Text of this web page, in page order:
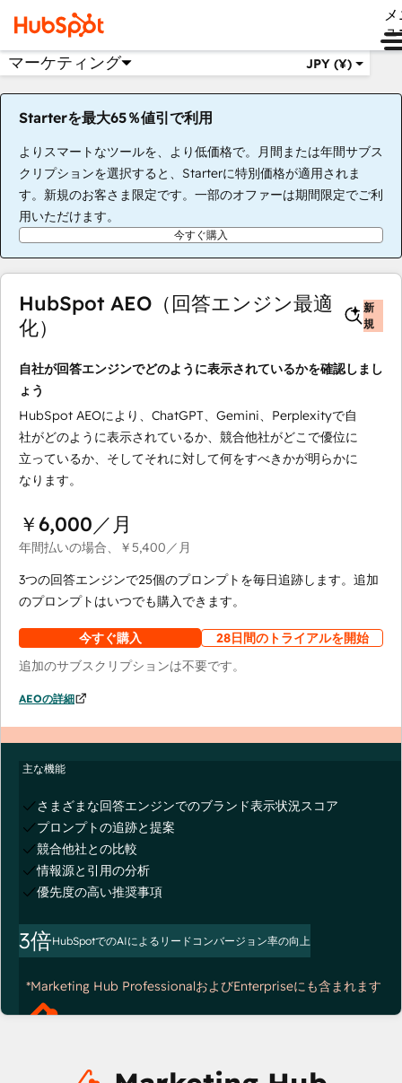
ュ
マーケティング JPY (¥)
Starterを最大65％値引で利用
よりスマートなツールを、より低価格で。月間または年間サブス
クリプションを選択すると、Starterに特別価格が適用されま
す。新規のお客さま限定です。一部のオファーは期間限定でご利
用いただけます。
今すぐ購入
HubSpot AEO（回答エンジン最適
化）
新
規
自社が回答エンジンでどのように表示されているかを確認しまし
ょう
HubSpot AEOにより、ChatGPT、Gemini、Perplexityで自
社がどのように表示されているか、競合他社がどこで優位に
立っているか、そしてそれに対して何をすべきかが明らかに
なります。
￥6,000／月
年間払いの場合、 ￥5,400／月
3つの回答エンジンで25個のプロンプトを毎日追跡します。追加
のプロンプトはいつでも購入できます。
今すぐ購入
28日間のトライアルを開始
追加のサブスクリプションは不要です。
AEOの詳細
主な機能
さまざまな回答エンジンでのブランド表示状況スコア
プロンプトの追跡と提案
競合他社との比較
情報源と引用の分析
優先度の高い推奨事項
3倍HubSpotでのAIによるリードコンバージョン率の向上
*Marketing Hub ProfessionalおよびEnterpriseにも含まれます